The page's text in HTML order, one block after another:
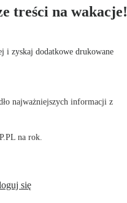
treści na wakacje!
i zyskaj dodatkowe drukowane
najważniejszych informacji z
na rok.
się